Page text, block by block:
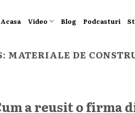
Acasa Video Blog Podcasturi
MATERIALE DE
a reusit o firma